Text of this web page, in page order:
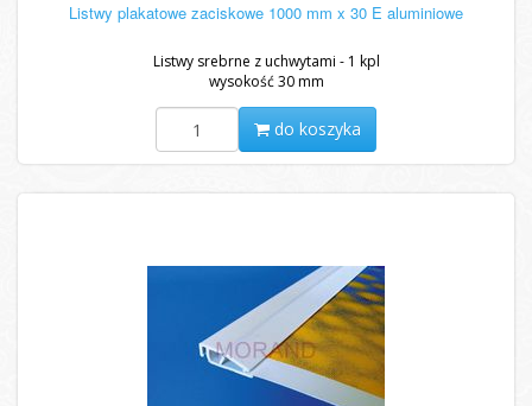
Listwy plakatowe zaciskowe 1000 mm x 30 E aluminiowe
Listwy srebrne z uchwytami - 1 kpl
wysokość 30 mm
do koszyka